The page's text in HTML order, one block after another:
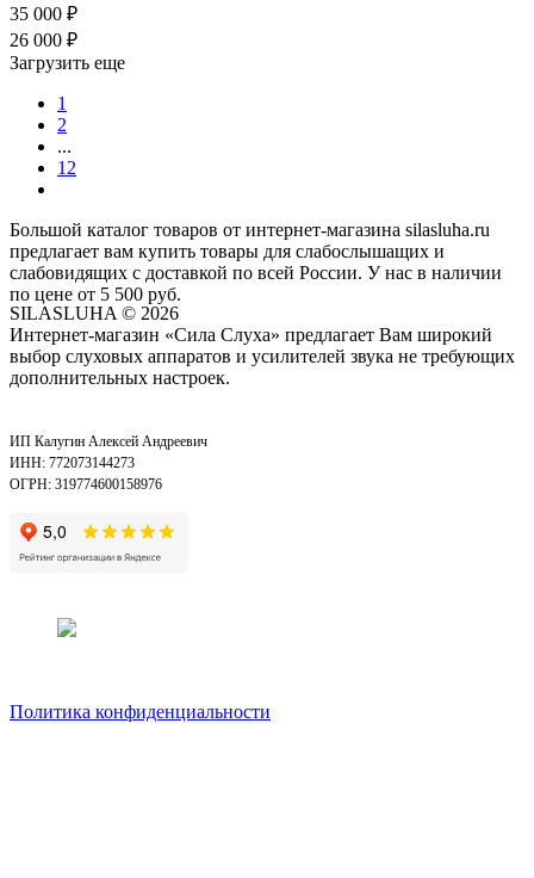
35 000 ₽
26 000 ₽
Загрузить еще
1
2
...
12
Большой каталог товаров от интернет-магазина silasluha.ru
предлагает вам купить товары для слабослышащих и
слабовидящих с доставкой по всей России. У нас в наличии
по цене от 5 500 руб.
SILASLUHA © 2026
Интернет-магазин «Сила Слуха» предлагает Вам широкий
выбор слуховых аппаратов и усилителей звука не требующих
дополнительных настроек.
ИП Калугин Алексей Андреевич
ИНН: 772073144273
ОГРН: 319774600158976
Политика конфиденциальности